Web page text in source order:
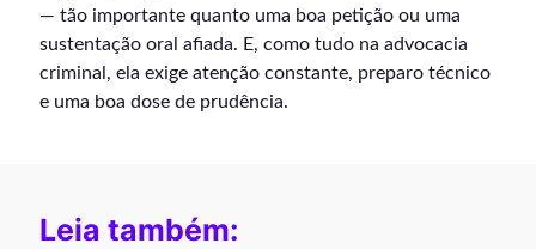
— tão importante quanto uma boa petição ou uma
sustentação oral afiada. E, como tudo na advocacia
criminal, ela exige atenção constante, preparo técnico
e uma boa dose de prudência.
Leia também: